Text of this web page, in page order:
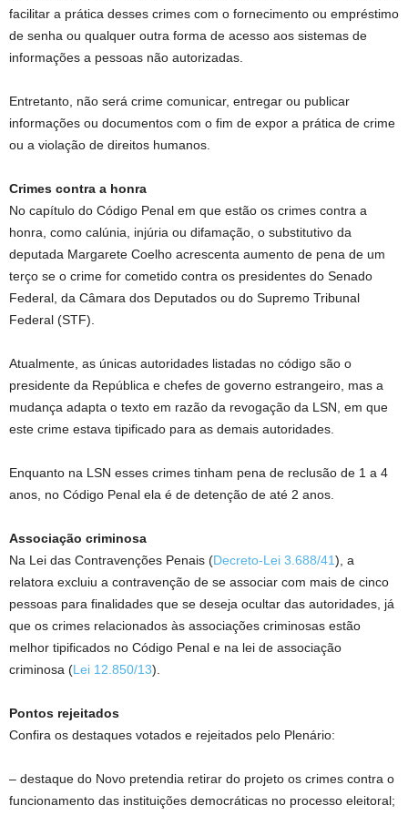
facilitar a prática desses crimes com o fornecimento ou empréstimo
de senha ou qualquer outra forma de acesso aos sistemas de
informações a pessoas não autorizadas.
Entretanto, não será crime comunicar, entregar ou publicar
informações ou documentos com o fim de expor a prática de crime
ou a violação de direitos humanos.
Crimes contra a honra
No capítulo do Código Penal em que estão os crimes contra a
honra, como calúnia, injúria ou difamação, o substitutivo da
deputada Margarete Coelho acrescenta aumento de pena de um
terço se o crime for cometido contra os presidentes do Senado
Federal, da Câmara dos Deputados ou do Supremo Tribunal
Federal (STF).
Atualmente, as únicas autoridades listadas no código são o
presidente da República e chefes de governo estrangeiro, mas a
mudança adapta o texto em razão da revogação da LSN, em que
este crime estava tipificado para as demais autoridades.
Enquanto na LSN esses crimes tinham pena de reclusão de 1 a 4
anos, no Código Penal ela é de detenção de até 2 anos.
Associação criminosa
Na Lei das Contravenções Penais (Decreto-Lei 3.688/41), a
relatora excluiu a contravenção de se associar com mais de cinco
pessoas para finalidades que se deseja ocultar das autoridades, já
que os crimes relacionados às associações criminosas estão
melhor tipificados no Código Penal e na lei de associação
criminosa (Lei 12.850/13).
Pontos rejeitados
Confira os destaques votados e rejeitados pelo Plenário:
– destaque do Novo pretendia retirar do projeto os crimes contra o
funcionamento das instituições democráticas no processo eleitoral;